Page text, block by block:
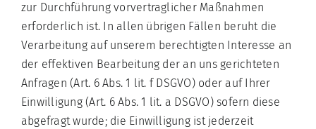
zur Durchführung vorvertraglicher Maßnahmen
erforderlich ist. In allen übrigen Fällen beruht die
Verarbeitung auf unserem berechtigten Interesse an
der effektiven Bearbeitung der an uns gerichteten
Anfragen (Art. 6 Abs. 1 lit. f DSGVO) oder auf Ihrer
Einwilligung (Art. 6 Abs. 1 lit. a DSGVO) sofern diese
abgefragt wurde; die Einwilligung ist jederzeit